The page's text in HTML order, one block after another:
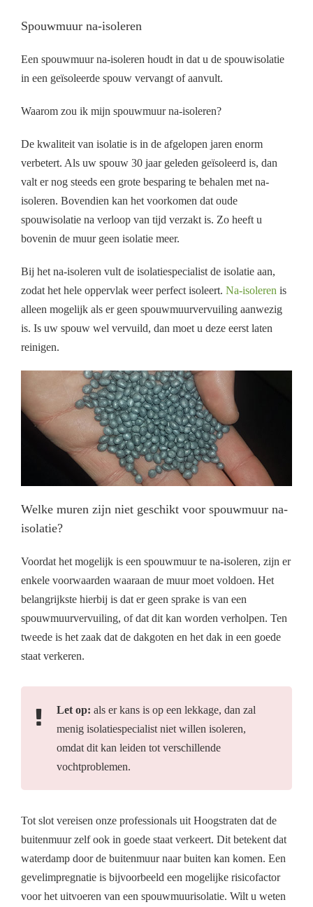
Spouwmuur na-isoleren
Een spouwmuur na-isoleren houdt in dat u de spouwisolatie
in een geïsoleerde spouw vervangt of aanvult.
Waarom zou ik mijn spouwmuur na-isoleren?
De kwaliteit van isolatie is in de afgelopen jaren enorm
verbetert. Als uw spouw 30 jaar geleden geïsoleerd is, dan
valt er nog steeds een grote besparing te behalen met na-
isoleren. Bovendien kan het voorkomen dat oude
spouwisolatie na verloop van tijd verzakt is. Zo heeft u
bovenin de muur geen isolatie meer.
Bij het na-isoleren vult de isolatiespecialist de isolatie aan,
zodat het hele oppervlak weer perfect isoleert. Na-isoleren is
alleen mogelijk als er geen spouwmuurvervuiling aanwezig
is. Is uw spouw wel vervuild, dan moet u deze eerst laten
reinigen.
Welke muren zijn niet geschikt voor spouwmuur na-
isolatie?
Voordat het mogelijk is een spouwmuur te na-isoleren, zijn er
enkele voorwaarden waaraan de muur moet voldoen. Het
belangrijkste hierbij is dat er geen sprake is van een
spouwmuurvervuiling, of dat dit kan worden verholpen. Ten
tweede is het zaak dat de dakgoten en het dak in een goede
staat verkeren.
Let op: als er kans is op een lekkage, dan zal
menig isolatiespecialist niet willen isoleren,
omdat dit kan leiden tot verschillende
vochtproblemen.
Tot slot vereisen onze professionals uit Hoogstraten dat de
buitenmuur zelf ook in goede staat verkeert. Dit betekent dat
waterdamp door de buitenmuur naar buiten kan komen. Een
gevelimpregnatie is bijvoorbeeld een mogelijke risicofactor
voor het uitvoeren van een spouwmuurisolatie. Wilt u weten